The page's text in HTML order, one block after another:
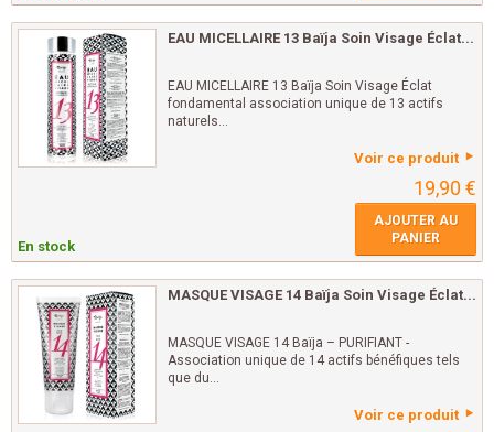
EAU MICELLAIRE 13 Baïja Soin Visage Éclat...
EAU MICELLAIRE 13 Baïja Soin Visage Éclat
fondamental association unique de 13 actifs
naturels...
Voir ce produit
19,90 €
En stock
AJOUTER AU
PANIER
MASQUE VISAGE 14 Baïja Soin Visage Éclat...
MASQUE VISAGE 14 Baïja – PURIFIANT -
Association unique de 14 actifs bénéfiques tels
que du...
Voir ce produit